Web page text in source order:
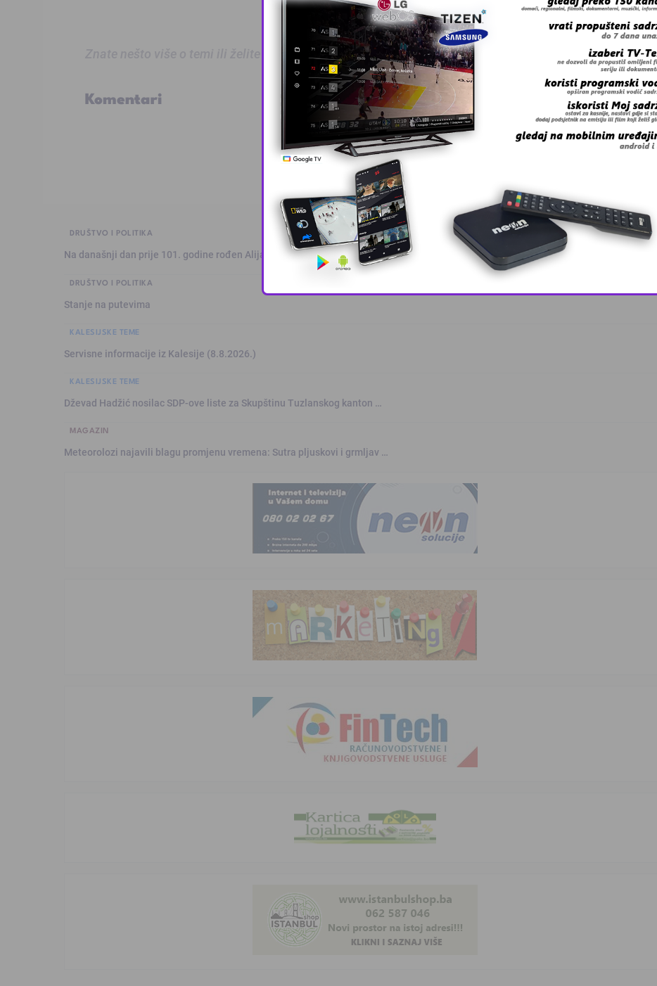
Znate nešto više o temi ili želite prijaviti grešku u tekstu?
Komentari
DRUŠTVO I POLITIKA
Na današnji dan prije 101. godine rođen Alija Izetbegović, lider ko …
DRUŠTVO I POLITIKA
Stanje na putevima
KALESIJSKE TEME
Servisne informacije iz Kalesije (8.8.2026.)
KALESIJSKE TEME
Dževad Hadžić nosilac SDP-ove liste za Skupštinu Tuzlanskog kanton …
MAGAZIN
Meteorolozi najavili blagu promjenu vremena: Sutra pljuskovi i grmljav …